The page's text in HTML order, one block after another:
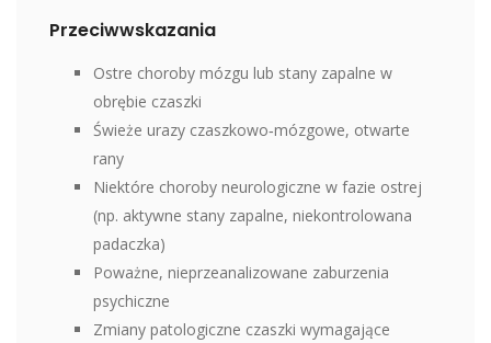
Przeciwwskazania
Ostre choroby mózgu lub stany zapalne w
obrębie czaszki
Świeże urazy czaszkowo‑mózgowe, otwarte
rany
Niektóre choroby neurologiczne w fazie ostrej
(np. aktywne stany zapalne, niekontrolowana
padaczka)
Poważne, nieprzeanalizowane zaburzenia
psychiczne
Zmiany patologiczne czaszki wymagające